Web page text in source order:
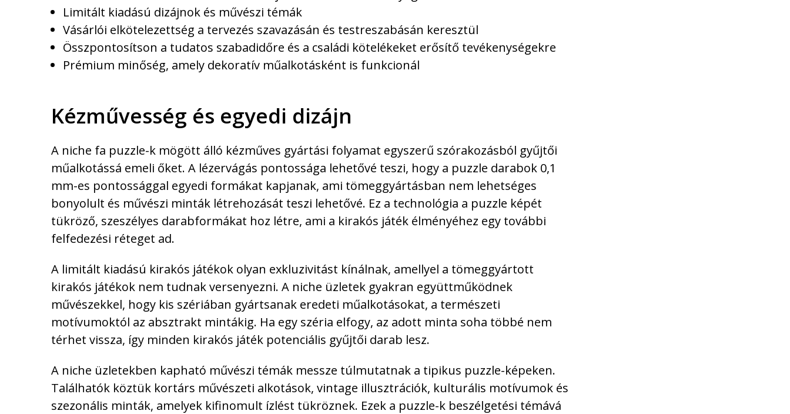
Limitált kiadású dizájnok és művészi témák
Vásárlói elkötelezettség a tervezés szavazásán és testreszabásán keresztül
Összpontosítson a tudatos szabadidőre és a családi kötelékeket erősítő tevékenységekre
Prémium minőség, amely dekoratív műalkotásként is funkcionál
Kézművesség és egyedi dizájn
A niche fa puzzle-k mögött álló kézműves gyártási folyamat egyszerű szórakozásból gyűjtői
műalkotássá emeli őket. A lézervágás pontossága lehetővé teszi, hogy a puzzle darabok 0,1
mm-es pontossággal egyedi formákat kapjanak, ami tömeggyártásban nem lehetséges
bonyolult és művészi minták létrehozását teszi lehetővé. Ez a technológia a puzzle képét
tükröző, szeszélyes darabformákat hoz létre, ami a kirakós játék élményéhez egy további
felfedezési réteget ad.
A limitált kiadású kirakós játékok olyan exkluzivitást kínálnak, amellyel a tömeggyártott
kirakós játékok nem tudnak versenyezni. A niche üzletek gyakran együttműködnek
művészekkel, hogy kis szériában gyártsanak eredeti műalkotásokat, a természeti
motívumoktól az absztrakt mintákig. Ha egy széria elfogy, az adott minta soha többé nem
térhet vissza, így minden kirakós játék potenciális gyűjtői darab lesz.
A niche üzletekben kapható művészi témák messze túlmutatnak a tipikus puzzle-képeken.
Találhatók köztük kortárs művészeti alkotások, vintage illusztrációk, kulturális motívumok és
szezonális minták, amelyek kifinomult ízlést tükröznek. Ezek a puzzle-k beszélgetési témává